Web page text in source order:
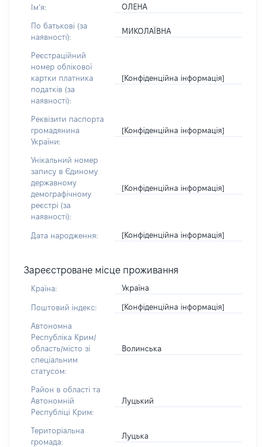
Імʼя: ОЛЕНА
По батькові (за
наявності):
МИКОЛАЇВНА
Реєстраційний
номер облікової
картки платника
податків (за
наявності):
[Конфіденційна інформація]
Реквізити паспорта
громадянина
України:
[Конфіденційна інформація]
Унікальний номер
запису в Єдиному
державному
демографічному
реєстрі (за
наявності):
[Конфіденційна інформація]
Дата народження: [Конфіденційна інформація]
Зареєстроване місце проживання
Країна: Україна
Поштовий індекс: [Конфіденційна інформація]
Автономна
Республіка Крим/
область/місто зі
спеціальним
статусом:
Волинська
Район в області та
Автономній
Республіці Крим:
Луцький
Територіальна
громада:
Луцька